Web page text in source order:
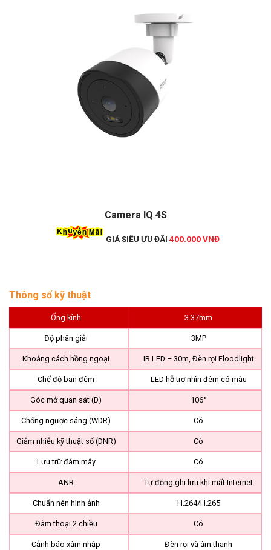
Camera IQ 4S
GIÁ SIÊU ƯU ĐÃI 400.000 VNĐ
Thông số kỹ thuật
Ống kính 3.37mm
Độ phân giải 3MP
Khoảng cách hồng ngoại IR LED – 30m, Đèn rọi Floodlight
Chế độ ban đêm LED hỗ trợ nhìn đêm có màu
Góc mở quan sát (D) 106°
Chống ngược sáng (WDR) Có
Giảm nhiễu kỹ thuật số (DNR) Có
Lưu trữ đám mây Có
ANR Tự động ghi lưu khi mất Internet
Chuẩn nén hình ảnh H.264/H.265
Đàm thoại 2 chiều Có
Cảnh báo xâm nhập Đèn rọi và âm thanh